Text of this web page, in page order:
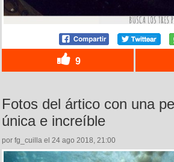
9
Fotos del ártico con una
única e increíble
por fg_cuilla el 24 ago 2018, 21:00